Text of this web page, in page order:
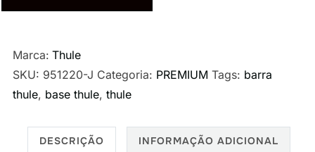
Evo
WingBar
Black
Suzuki
Marca: Thule
SKU: 951220-J Categoria: PREMIUM Tags: barra
thule, base thule, thule
DESCRIÇÃO INFORMAÇÃO ADICIONAL